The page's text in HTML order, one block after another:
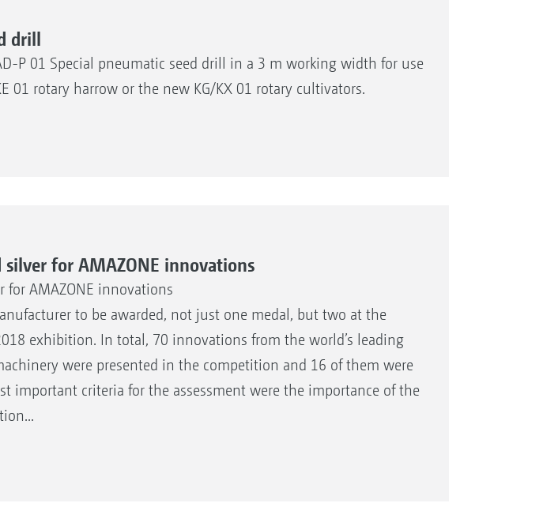
drill
P 01 Special pneumatic seed drill in a 3 m working width for use
01 rotary harrow or the new KG/KX 01 rotary cultivators.
silver for AMAZONE innovations
for AMAZONE innovations
to be awarded, not just one medal, but two at the
exhibition. In total, 70 innovations from the world’s leading
were presented in the competition and 16 of them were
important criteria for the assessment were the importance of the